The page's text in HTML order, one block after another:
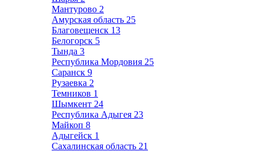
Мантурово 2
Амурская область 25
Благовещенск 13
Белогорск 5
Тында 3
Республика Мордовия 25
Саранск 9
Рузаевка 2
Темников 1
Шымкент 24
Республика Адыгея 23
Майкоп 8
Адыгейск 1
Сахалинская область 21